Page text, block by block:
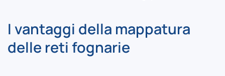
I vantaggi della mappatura
delle reti fognarie